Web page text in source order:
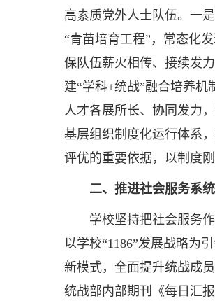
高素质党外人士队伍。一
“青苗培育工程”，常态化
保队伍薪火相传、接续发
建“学科+统战”融合培养
人才各展所长、协同发力
基层组织制度化运行体系
评优的重要依据，以制度
二、推进社会服务系
学校坚持把社会服务
以学校“1186”发展战略为
新模式，全面提升统战成
统战部内部期刊《每日汇